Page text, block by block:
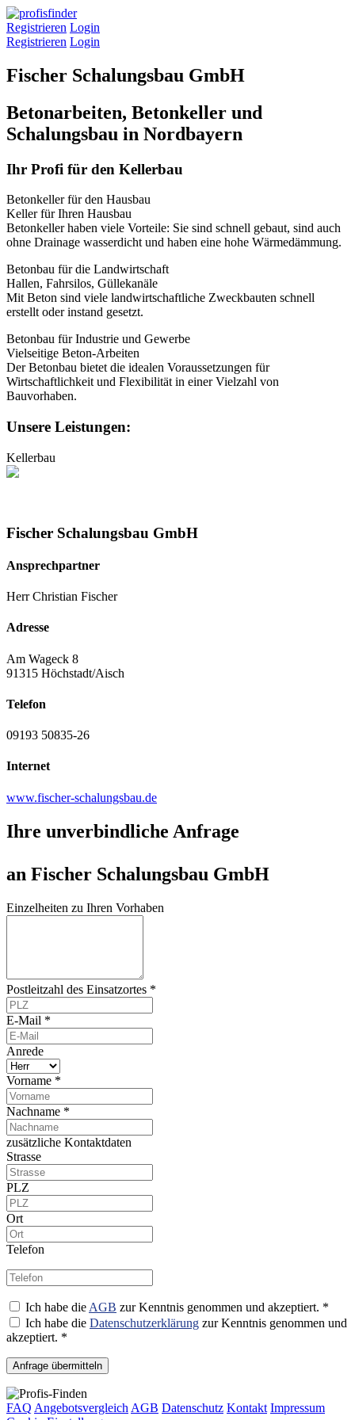
Registrieren Login
Registrieren Login
Fischer Schalungsbau GmbH
Betonarbeiten, Betonkeller und
Schalungsbau in Nordbayern
Ihr Profi für den Kellerbau
Betonkeller für den Hausbau
Keller für Ihren Hausbau
Betonkeller haben viele Vorteile: Sie sind schnell gebaut, sind auch
ohne Drainage wasserdicht und haben eine hohe Wärmedämmung.
Betonbau für die Landwirtschaft
Hallen, Fahrsilos, Güllekanäle
Mit Beton sind viele landwirtschaftliche Zweckbauten schnell
erstellt oder instand gesetzt.
Betonbau für Industrie und Gewerbe
Vielseitige Beton-Arbeiten
Der Betonbau bietet die idealen Voraussetzungen für
Wirtschaftlichkeit und Flexibilität in einer Vielzahl von
Bauvorhaben.
Unsere Leistungen:
Kellerbau
Fischer Schalungsbau GmbH
Ansprechpartner
Herr Christian Fischer
Adresse
Am Wageck 8
91315 Höchstadt/Aisch
Telefon
09193 50835-26
Internet
www.fischer-schalungsbau.de
Ihre unverbindliche Anfrage
an Fischer Schalungsbau GmbH
Einzelheiten zu Ihren Vorhaben
Postleitzahl des Einsatzortes *
E-Mail *
Anrede
Vorname *
Nachname *
zusätzliche Kontaktdaten
Strasse
PLZ
Ort
Telefon
Ich habe die AGB zur Kenntnis genommen und akzeptiert. *
Ich habe die Datenschutzerklärung zur Kenntnis genommen und
akzeptiert. *
Anfrage übermitteln
FAQ Angebotsvergleich AGB Datenschutz Kontakt Impressum